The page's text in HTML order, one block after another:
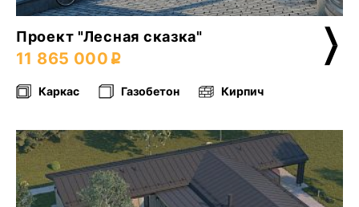
Проект "Лесная сказка"
11 865 000
Каркас Газобетон Кирпич